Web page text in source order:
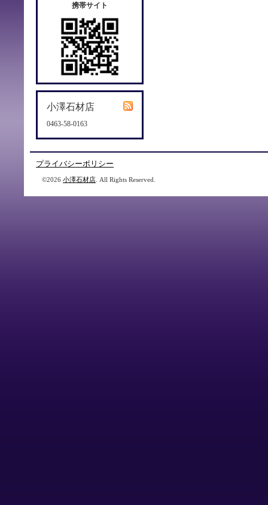
携帯サイト
小澤石材店
0463-58-0163
プライバシーポリシー
©2026 小澤石材店 . All Rights Reserved.